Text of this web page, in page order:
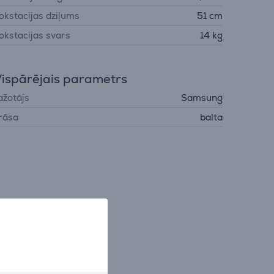
dziļums
51 cm
svars
14 kg
parametrs
Samsung
balta